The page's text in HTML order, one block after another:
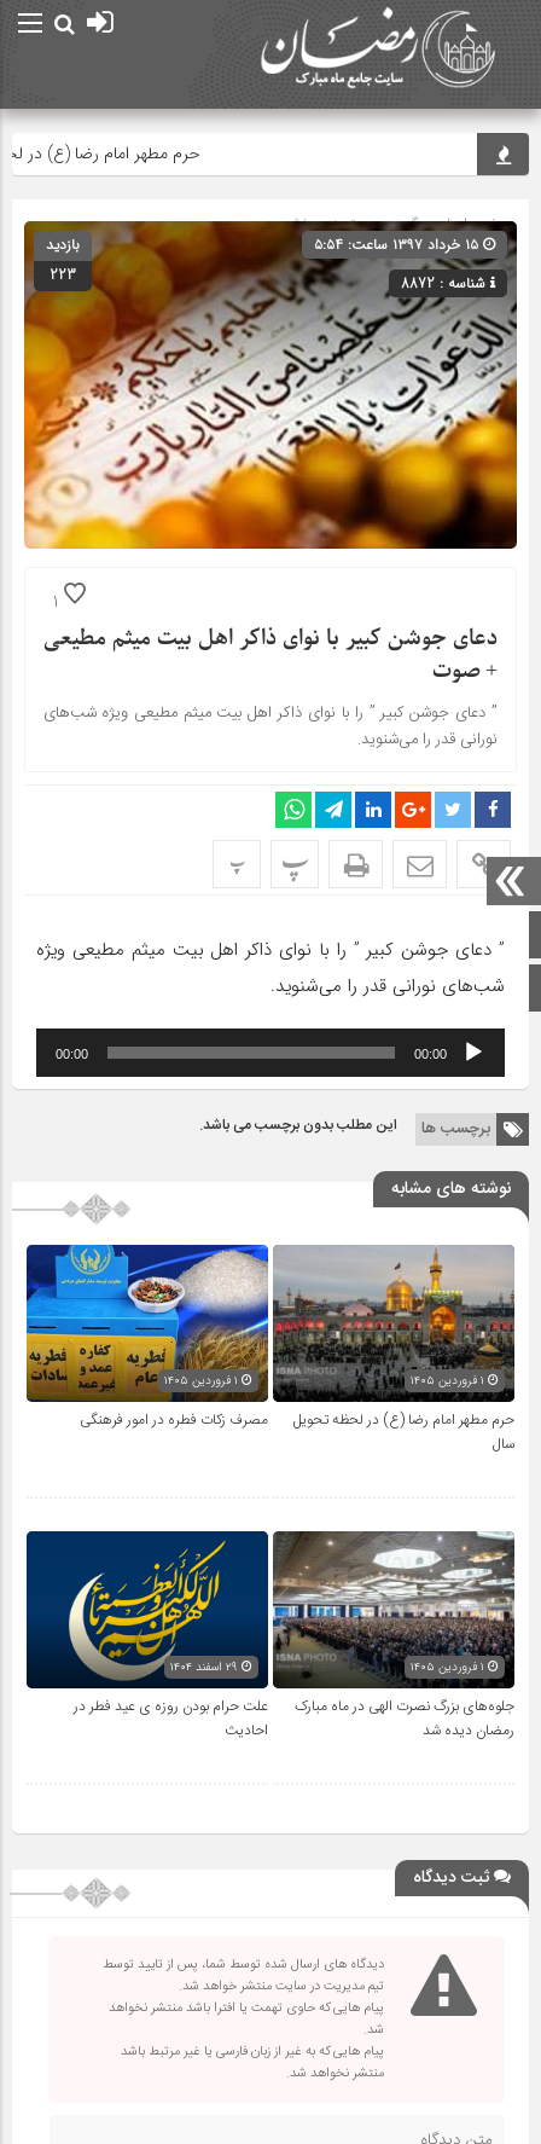
اینستاگرام
حرم مطهر امام رضا (ع) در لحظه
صفحه اصلی» گروه » دسته‌بندی نشده
شناسه : 8872
بازدید
223
1
دعای جوشن کبیر با نوای ذاکر اهل بیت میثم مطیعی
+ صوت
” دعای جوشن کبیر ” را با نوای ذاکر اهل بیت میثم مطیعی ویژه شب‌های
نورانی قدر را می‌شنوید.
پ پ
” دعای جوشن کبیر ” را با نوای ذاکر اهل بیت میثم مطیعی ویژه
شب‌های نورانی قدر را می‌شنوید.
پخش‌کننده
صوت
00:00
00:00
برچسب ها این مطلب بدون برچسب می باشد.
نوشته های مشابه
حرم مطهر امام رضا (ع) در لحظه تحویل
سال
مصرف زکات فطره در امور فرهنگی
جلوه‌های بزرگ نصرت الهی در ماه مبارک
رمضان دیده شد
علت حرام بودن روزه ی عید فطر در
احادیث
ثبت دیدگاه
دیدگاه های ارسال شده توسط شما، پس از تایید توسط
تیم مدیریت در سایت منتشر خواهد شد.
پیام هایی که حاوی تهمت یا افترا باشد منتشر نخواهد
شد.
پیام هایی که به غیر از زبان فارسی یا غیر مرتبط باشد
منتشر نخواهد شد.